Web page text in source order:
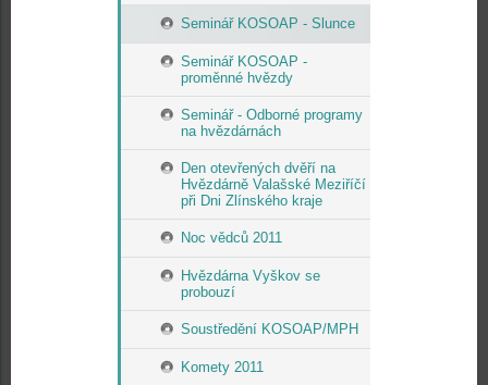
Seminář KOSOAP - Slunce
Seminář KOSOAP -
proměnné hvězdy
Seminář - Odborné programy
na hvězdárnách
Den otevřených dvěří na
Hvězdárně Valašské Meziříčí
při Dni Zlínského kraje
Noc vědců 2011
Hvězdárna Vyškov se
probouzí
Soustředění KOSOAP/MPH
Komety 2011